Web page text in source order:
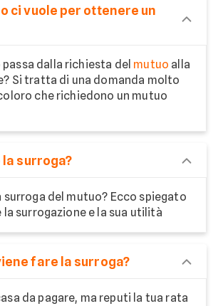
ci vuole per ottenere un
dalla richiesta del mutuo alla
Si tratta di una domanda molto
che richiedono un mutuo
surroga?
surroga del mutuo? Ecco spiegato
la surrogazione e la sua utilità
fare la surroga?
da pagare, ma reputi la tua rata